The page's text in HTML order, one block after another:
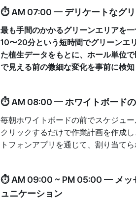
⏱️ AM 07:00 — デリケートなグリ
最も手間のかかるグリーンエリアを
10〜20分という短時間でグリーンエ
た植生データをもとに、ホール単位で
で見える前の微細な変化を事前に検
⏱️ AM 08:00 — ホワイトボードの
毎朝ホワイトボードの前でスケジュ
クリックするだけで作業計画を作成
トフォンアプリを通じて、割り当て
⏱️ AM 09:00 ~ PM 05:00 — メッ
ュニケーション